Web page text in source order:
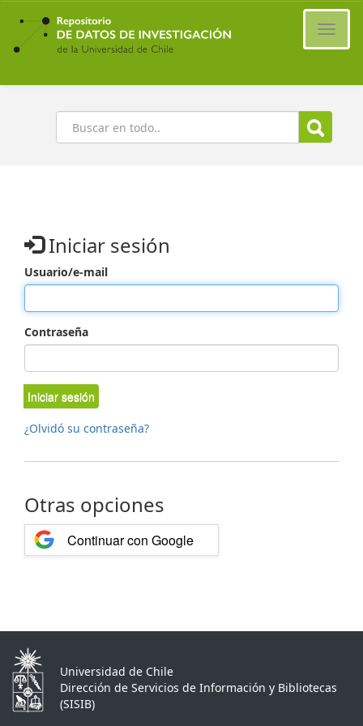
Ir
contenido
principal
Buscar
Iniciar sesión
Usuario/e-mail
Contraseña
Iniciar sesión
¿Olvidó su contraseña?
Otras opciones
Continuar con Google
Universidad de Chile
Dirección de Servicios de Información y Bibliotecas
(SISIB)